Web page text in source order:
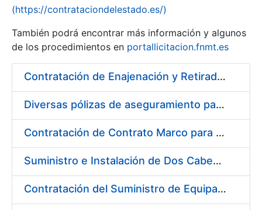
Show/Hide
(https://contrataciondelestado.es/)
También podrá encontrar más información y algunos
de los procedimientos en portallicitacion.fnmt.es
Contratación de Enajenación y Retirada de Chatarra durante 2018
Diversas pólizas de aseguramiento para la FNMT-RCM
Contratación de Contrato Marco para el Suministro de Material de Electrónica e Informática, bienio 2018-2019
Suministro e Instalación de Dos Cabezales Dispensadores de Etiquetas a Registro
Contratación del Suministro de Equipación Informático (Servidores)